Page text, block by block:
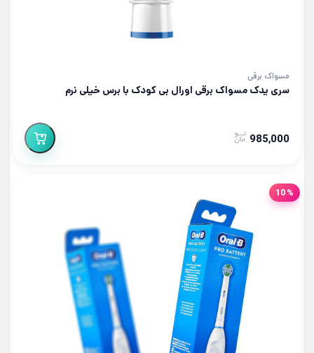
مسواک برقی
سری یدک مسواک برقی اورال بی کودک با برس خیلی نرم
985,000
10%